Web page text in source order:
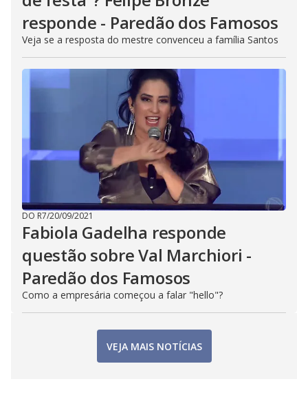
responde - Paredão dos Famosos
Veja se a resposta do mestre convenceu a família Santos
DO R7/20/09/2021
Fabiola Gadelha responde
questão sobre Val Marchiori -
Paredão dos Famosos
Como a empresária começou a falar "hello"?
VEJA MAIS NOTÍCIAS